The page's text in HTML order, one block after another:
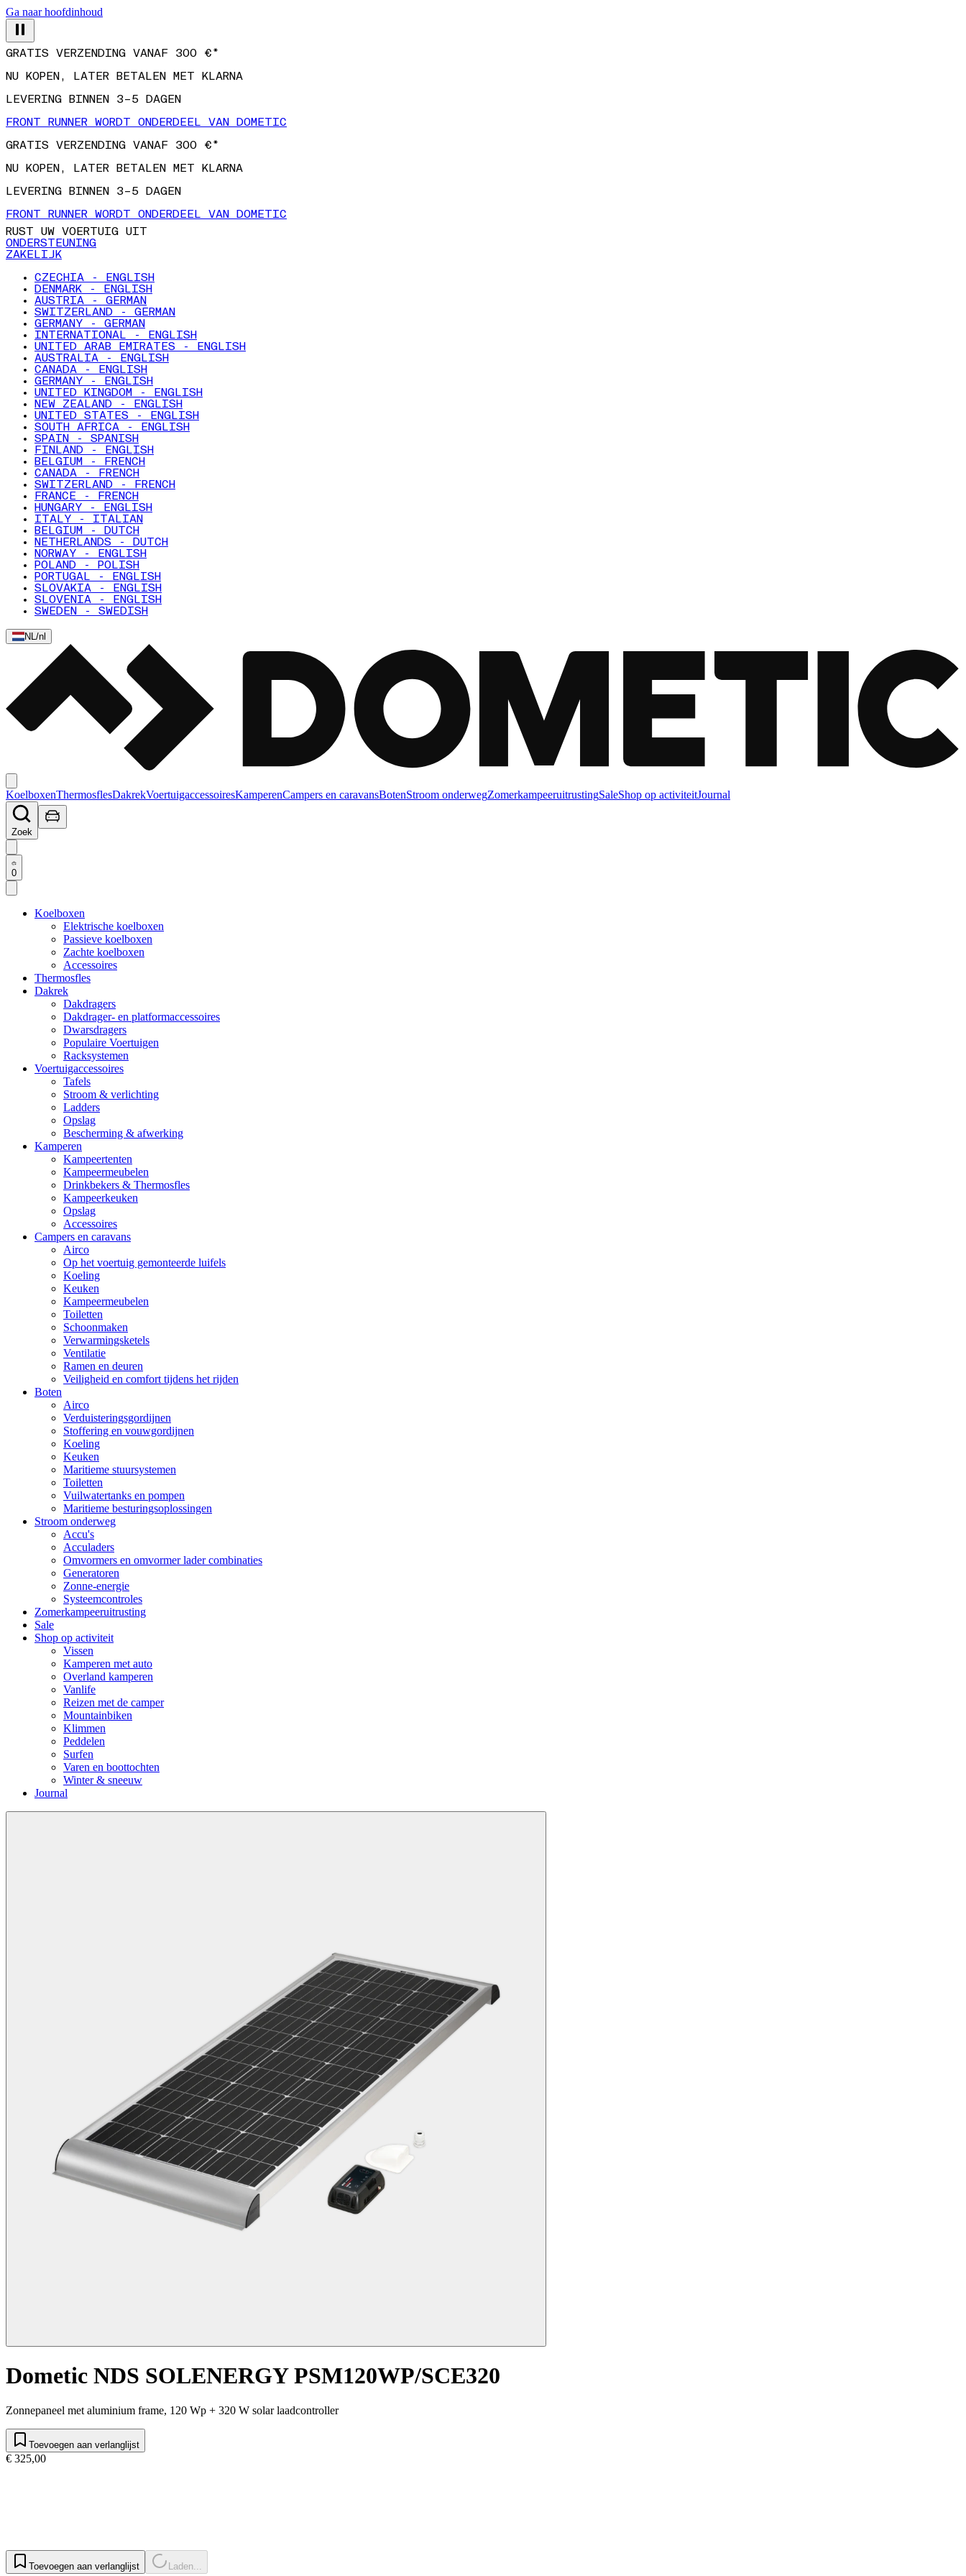
Ga naar hoofdinhoud
GRATIS VERZENDING VANAF 300 €*
NU KOPEN, LATER BETALEN MET KLARNA
LEVERING BINNEN 3–5 DAGEN
FRONT RUNNER WORDT ONDERDEEL VAN DOMETIC
GRATIS VERZENDING VANAF 300 €*
NU KOPEN, LATER BETALEN MET KLARNA
LEVERING BINNEN 3–5 DAGEN
FRONT RUNNER WORDT ONDERDEEL VAN DOMETIC
RUST UW VOERTUIG UIT
ONDERSTEUNING
ZAKELIJK
CZECHIA - ENGLISH
DENMARK - ENGLISH
AUSTRIA - GERMAN
SWITZERLAND - GERMAN
GERMANY - GERMAN
INTERNATIONAL - ENGLISH
UNITED ARAB EMIRATES - ENGLISH
AUSTRALIA - ENGLISH
CANADA - ENGLISH
GERMANY - ENGLISH
UNITED KINGDOM - ENGLISH
NEW ZEALAND - ENGLISH
UNITED STATES - ENGLISH
SOUTH AFRICA - ENGLISH
SPAIN - SPANISH
FINLAND - ENGLISH
BELGIUM - FRENCH
CANADA - FRENCH
SWITZERLAND - FRENCH
FRANCE - FRENCH
HUNGARY - ENGLISH
ITALY - ITALIAN
BELGIUM - DUTCH
NETHERLANDS - DUTCH
NORWAY - ENGLISH
POLAND - POLISH
PORTUGAL - ENGLISH
SLOVAKIA - ENGLISH
SLOVENIA - ENGLISH
SWEDEN - SWEDISH
NL/nl
KoelboxenThermosflesDakrekVoertuigaccessoiresKamperenCampers en caravansBotenStroom onderwegZomerkampeeruitrustingSaleShop op activiteitJournal
Zoek
0
Koelboxen
Elektrische koelboxen
Passieve koelboxen
Zachte koelboxen
Accessoires
Thermosfles
Dakrek
Dakdragers
Dakdrager- en platformaccessoires
Dwarsdragers
Populaire Voertuigen
Racksystemen
Voertuigaccessoires
Tafels
Stroom & verlichting
Ladders
Opslag
Bescherming & afwerking
Kamperen
Kampeertenten
Kampeermeubelen
Drinkbekers & Thermosfles
Kampeerkeuken
Opslag
Accessoires
Campers en caravans
Airco
Op het voertuig gemonteerde luifels
Koeling
Keuken
Kampeermeubelen
Toiletten
Schoonmaken
Verwarmingsketels
Ventilatie
Ramen en deuren
Veiligheid en comfort tijdens het rijden
Boten
Airco
Verduisteringsgordijnen
Stoffering en vouwgordijnen
Koeling
Keuken
Maritieme stuursystemen
Toiletten
Vuilwatertanks en pompen
Maritieme besturingsoplossingen
Stroom onderweg
Accu's
Acculaders
Omvormers en omvormer lader combinaties
Generatoren
Zonne-energie
Systeemcontroles
Zomerkampeeruitrusting
Sale
Shop op activiteit
Vissen
Kamperen met auto
Overland kamperen
Vanlife
Reizen met de camper
Mountainbiken
Klimmen
Peddelen
Surfen
Varen en boottochten
Winter & sneeuw
Journal
Dometic NDS SOLENERGY PSM120WP/SCE320
Zonnepaneel met aluminium frame, 120 Wp + 320 W solar laadcontroller
Toevoegen aan verlanglijst
€ 325,00
Toevoegen aan verlanglijst Laden...